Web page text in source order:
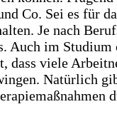
Co. Sei es für
Je nach
Auch im
dass viele
Natürlich